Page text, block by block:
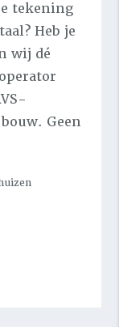
tekening
Heb je
wij dé
Geen